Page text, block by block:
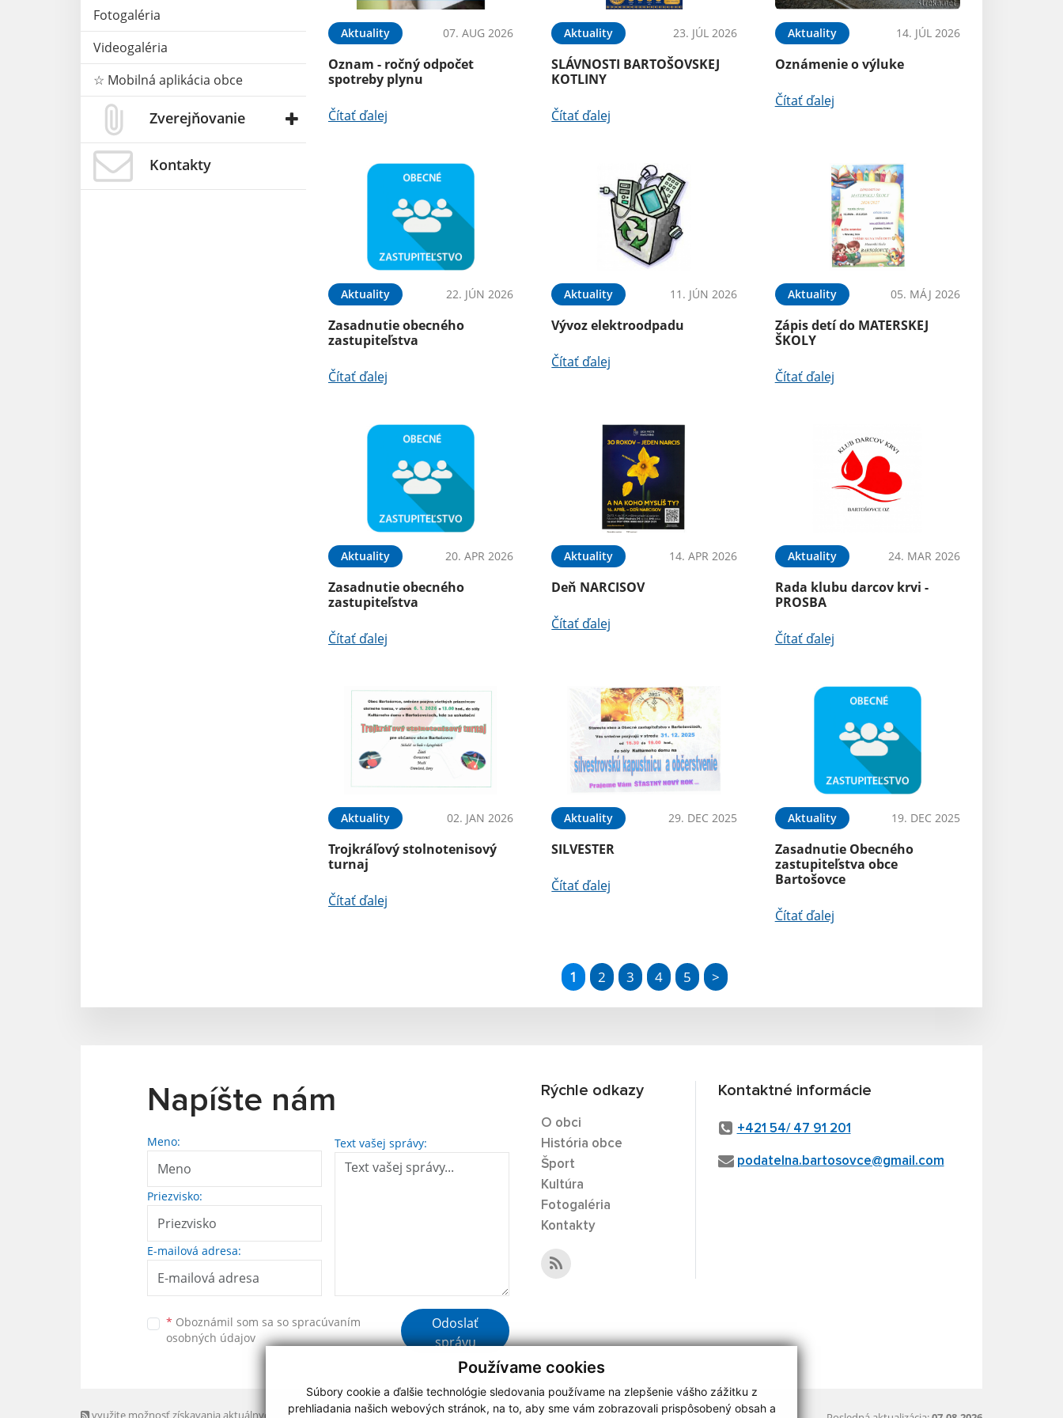
Používame cookies
Súbory cookie a ďalšie technológie sledovania používame na zlepšenie vášho zážitku z
prehliadania našich webových stránok, na to, aby sme vám zobrazovali prispôsobený obsah a
Fotogaléria
Videogaléria
☆ Mobilná aplikácia obce
Zverejňovanie
Kontakty
Aktuality 07. AUG 2026
Oznam - ročný odpočet
spotreby plynu
Čítať ďalej
Aktuality 23. JÚL 2026
SLÁVNOSTI BARTOŠOVSKEJ
KOTLINY
Čítať ďalej
Aktuality 14. JÚL 2026
Oznámenie o výluke
Čítať ďalej
Aktuality 22. JÚN 2026
Zasadnutie obecného
zastupiteľstva
Čítať ďalej
Aktuality 11. JÚN 2026
Vývoz elektroodpadu
Čítať ďalej
Aktuality 05. MÁJ 2026
Zápis detí do MATERSKEJ
ŠKOLY
Čítať ďalej
Aktuality 20. APR 2026
Zasadnutie obecného
zastupiteľstva
Čítať ďalej
Aktuality 14. APR 2026
Deň NARCISOV
Čítať ďalej
Aktuality 24. MAR 2026
Rada klubu darcov krvi -
PROSBA
Čítať ďalej
Aktuality 02. JAN 2026
Trojkráľový stolnotenisový
turnaj
Čítať ďalej
Aktuality 29. DEC 2025
SILVESTER
Čítať ďalej
Aktuality 19. DEC 2025
Zasadnutie Obecného
zastupiteľstva obce
Bartošovce
Čítať ďalej
1 2 3 4 5 >
Napíšte nám
Meno:
Priezvisko:
E-mailová adresa:
Text vašej správy:
* Oboznámil som sa so spracúvaním
osobných údajov
Odoslať
správu
Rýchle odkazy
O obci
História obce
Šport
Kultúra
Fotogaléria
Kontakty
Kontaktné informácie
+421 54/ 47 91 201
podatelna.bartosovce@gmail.com
využite možnosť získavania aktuálnych informácií s